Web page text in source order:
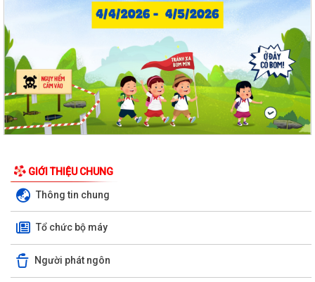
GIỚI THIỆU CHUNG
Thông tin chung
Tổ chức bộ máy
Người phát ngôn